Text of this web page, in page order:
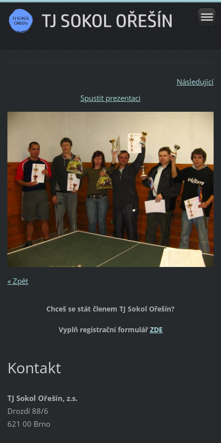
Následující
Spustit prezentaci
« Zpět
Chceš se stát členem TJ Sokol Ořešín?
Vyplň registrační formulářZDE
Kontakt
TJ Sokol Ořešín, z.s.
Drozdí 88/6
621 00 Brno